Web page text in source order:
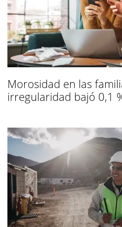
Morosidad en las
irregularidad bajó 0,1